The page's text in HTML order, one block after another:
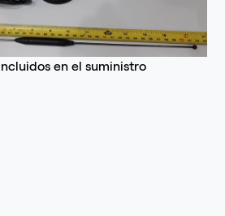
en el suministro